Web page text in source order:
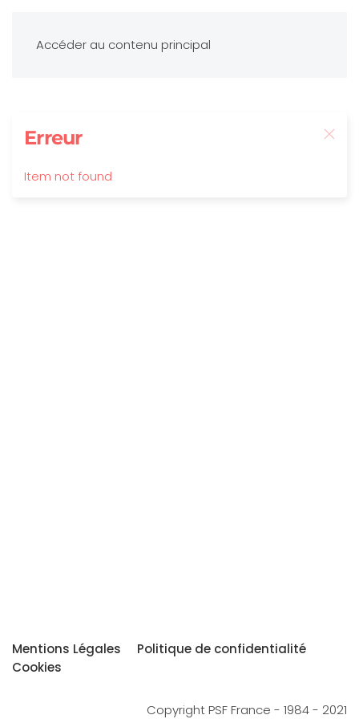
Accéder au contenu principal
Erreur
Item not found
Mentions Légales
Politique de confidentialité
Cookies
Copyright PSF France - 1984 - 2021